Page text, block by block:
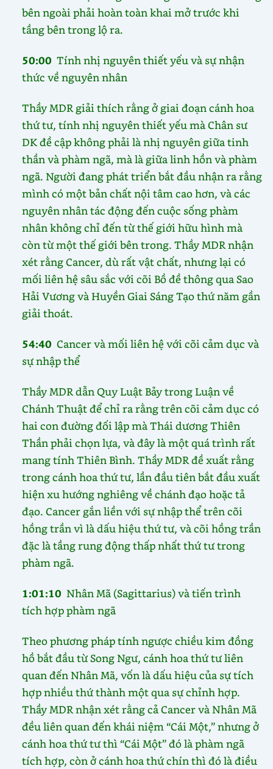
bên ngoài phải hoàn toàn khai mở trước khi
tầng bên trong lộ ra.
50:00Tính nhị nguyên thiết yếu và sự nhận
thức về nguyên nhân
Thầy MDR giải thích rằng ở giai đoạn cánh hoa
thứ tư, tính nhị nguyên thiết yếu mà Chân sư
DK đề cập không phải là nhị nguyên giữa tinh
thần và phàm ngã, mà là giữa linh hồn và phàm
ngã. Người đang phát triển bắt đầu nhận ra rằng
mình có một bản chất nội tâm cao hơn, và các
nguyên nhân tác động đến cuộc sống phàm
nhân không chỉ đến từ thế giới hữu hình mà
còn từ một thế giới bên trong. Thầy MDR nhận
xét rằng Cancer, dù rất vật chất, nhưng lại có
mối liên hệ sâu sắc với cõi Bồ đề thông qua Sao
Hải Vương và Huyền Giai Sáng Tạo thứ năm gần
giải thoát.
54:40Cancer và mối liên hệ với cõi cảm dục và
sự nhập thể
Thầy MDR dẫn Quy Luật Bảy trong Luận về
Chánh Thuật để chỉ ra rằng trên cõi cảm dục có
hai con đường đối lập mà Thái dương Thiên
Thần phải chọn lựa, và đây là một quá trình rất
mang tính Thiên Bình. Thầy MDR đề xuất rằng
trong cánh hoa thứ tư, lần đầu tiên bắt đầu xuất
hiện xu hướng nghiêng về chánh đạo hoặc tả
đạo. Cancer gắn liền với sự nhập thể trên cõi
hồng trần vì là dấu hiệu thứ tư, và cõi hồng trần
đặc là tầng rung động thấp nhất thứ tư trong
phàm ngã.
1:01:10Nhân Mã (Sagittarius) và tiến trình
tích hợp phàm ngã
Theo phương pháp tính ngược chiều kim đồng
hồ bắt đầu từ Song Ngư, cánh hoa thứ tư liên
quan đến Nhân Mã, vốn là dấu hiệu của sự tích
hợp nhiều thứ thành một qua sự chỉnh hợp.
Thầy MDR nhận xét rằng cả Cancer và Nhân Mã
đều liên quan đến khái niệm “Cái Một,” nhưng ở
cánh hoa thứ tư thì “Cái Một” đó là phàm ngã
tích hợp, còn ở cánh hoa thứ chín thì đó là điều